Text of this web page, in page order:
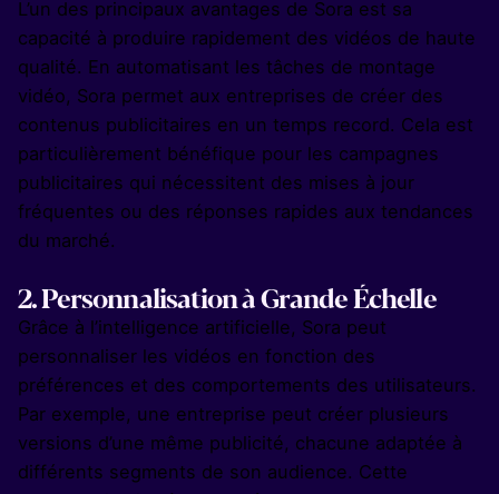
L’un des principaux avantages de Sora est sa
capacité à produire rapidement des vidéos de haute
qualité. En automatisant les tâches de montage
vidéo, Sora permet aux entreprises de créer des
contenus publicitaires en un temps record. Cela est
particulièrement bénéfique pour les campagnes
publicitaires qui nécessitent des mises à jour
fréquentes ou des réponses rapides aux tendances
du marché.
2.Personnalisation à Grande Échelle
Grâce à l’intelligence artificielle, Sora peut
personnaliser les vidéos en fonction des
préférences et des comportements des utilisateurs.
Par exemple, une entreprise peut créer plusieurs
versions d’une même publicité, chacune adaptée à
différents segments de son audience. Cette